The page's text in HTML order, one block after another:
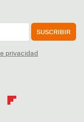
SUSCRIBIR
privacidad